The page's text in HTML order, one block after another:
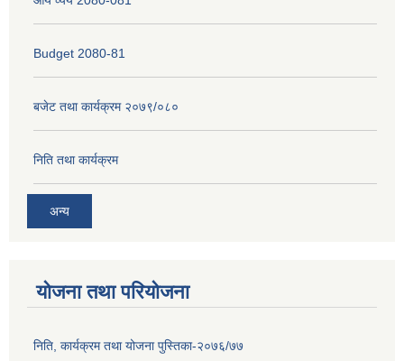
Budget 2080-81
बजेट तथा कार्यक्रम २०७९/०८०
निति तथा कार्यक्रम
अन्य
योजना तथा परियोजना
निति, कार्यक्रम तथा योजना पुस्तिका-२०७६/७७